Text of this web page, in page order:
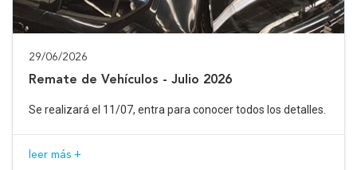
29/06/2026
Remate de Vehículos - Julio 2026
Se realizará el 11/07, entra para conocer todos los detalles.
leer más +